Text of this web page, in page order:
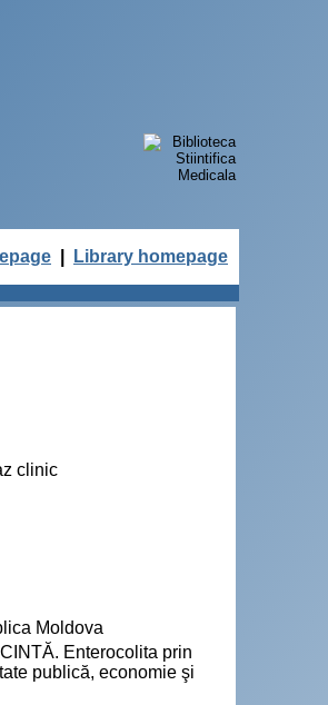
Library homepage
clinic
Moldova
Enterocolita prin
publică, economie şi